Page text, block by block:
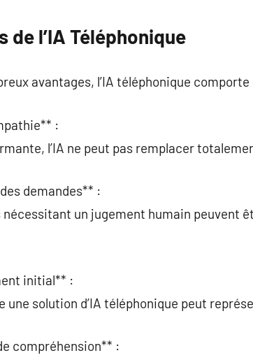
de l’IA Téléphonique
avantages, l’IA téléphonique
:
l’IA ne peut pas remplacer
demandes** :
nécessitant un jugement humain peuvent
initial** :
une solution d’IA téléphonique peut
compréhension** :